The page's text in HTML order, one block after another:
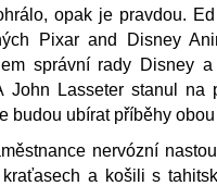
opak je pravdou.
Pixar and Disney
správní rady Disney a
John Lasseter stanul na
budou ubírat příběhy
nervózní
a košili s